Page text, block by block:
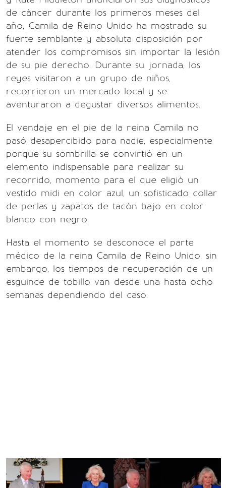
de cáncer durante los primeros meses del
año, Camila de Reino Unido ha mostrado su
fuerte semblante y absoluta disposición por
atender los compromisos sin importar la lesión
de su pie derecho. Durante su jornada, los
reyes visitaron a un grupo de niños,
recorrieron un mercado local y se
aventuraron a degustar diversos alimentos.
El vendaje en el pie de la reina Camila no
pasó desapercibido para nadie, especialmente
porque su sombrilla se convirtió en un
elemento indispensable para realizar su
recorrido, momento para el que eligió un
vestido midi en color azul, un sofisticado collar
de perlas y zapatos de tacón bajo en color
blanco con negro.
Hasta el momento se desconoce el parte
médico de la reina Camila de Reino Unido, sin
embargo, los tiempos de recuperación de un
esguince de tobillo van desde una hasta ocho
semanas dependiendo del caso.